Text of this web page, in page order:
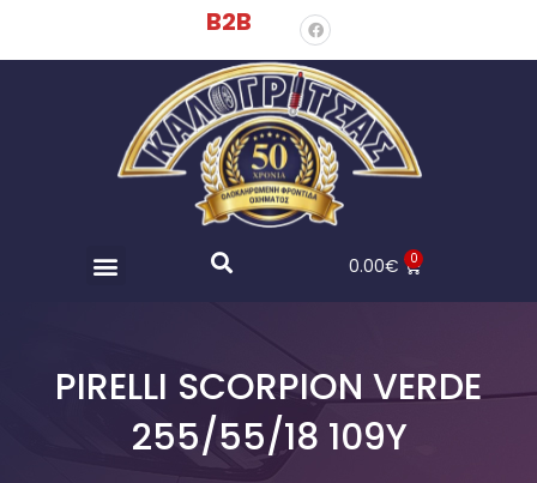
B2B
0.00€ 0
PIRELLI SCORPION VERDE
255/55/18 109Y